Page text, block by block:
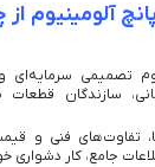
آلومینیوم
تصمیمی سرمایه‌ای
سازندگان
تفاوت‌های فنی و
جامع، کار دشواری